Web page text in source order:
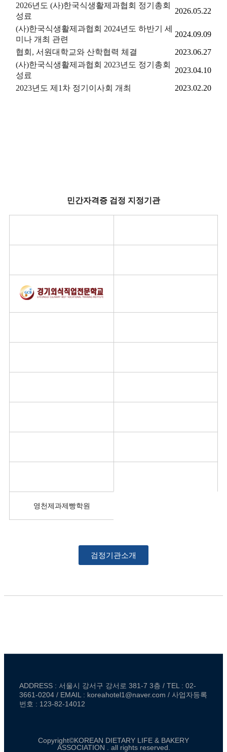
2026년도 (사)한국식생활제과협회 정기총회
성료
2026.05.22
(사)한국식생활제과협회 2024년도 하반기 세
미나 개최 관련
2024.09.09
협회, 서원대학교와 산학협력 체결
2023.06.27
(사)한국식생활제과협회 2023년도 정기총회
성료
2023.04.10
2023년도 제1차 정기이사회 개최 2023.02.20
민간자격증 검정 지정기관
영천제과제빵학원
검정기관소개
ADDRESS : 서울시 강서구 강서로 381-7 3층 / TEL : 02-
3661-0204 / EMAIL : koreahotel1@naver.com / 사업자등록
번호 : 123-82-14012
Copyright©KOREAN DIETARY LIFE & BAKERY
ASSOCIATION . all rights reserved.